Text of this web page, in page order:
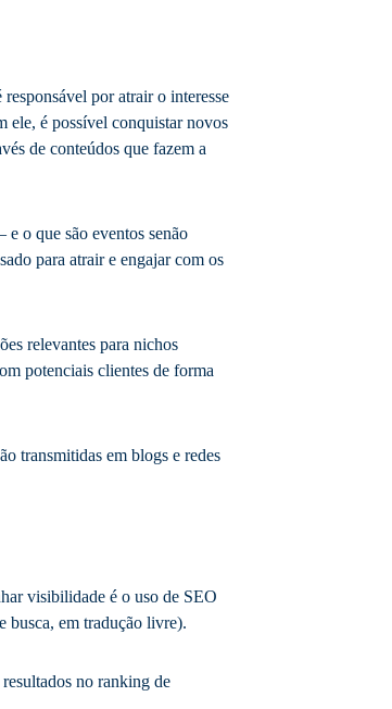
por atrair o interesse
ele, é possível conquistar novos
de conteúdos que fazem a
o que são eventos senão
para atrair e engajar com os
relevantes para nichos
potenciais clientes de forma
transmitidas em blogs e redes
visibilidade é o uso de SEO
busca, em tradução livre).
no ranking de